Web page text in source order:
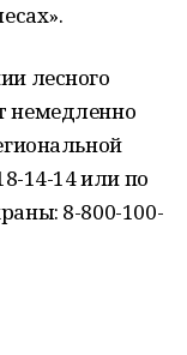
лесного
немедленно
14-14 или по
8-800-100-